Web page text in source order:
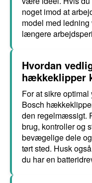
noget imod at
model med
længere
Hvordan
hækkeklipper
For at sikre
Bosch
den regelmæssigt.
brug, kontroller og
bevægelige dele
tørt sted. Husk
du har en